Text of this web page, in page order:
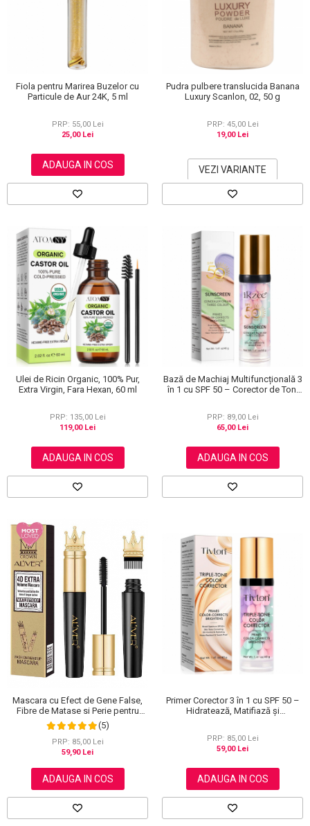
Scrub / Balsam de buze
Netestate pe Animale
Fiola pentru Marirea Buzelor cu
Particule de Aur 24K, 5 ml
PRP: 55,00 Lei
25,00 Lei
ADAUGA IN COS
Pudra pulbere translucida Banana
Luxury Scanlon, 02, 50 g
PRP: 45,00 Lei
19,00 Lei
VEZI VARIANTE
Ulei de Ricin Organic, 100% Pur,
Extra Virgin, Fara Hexan, 60 ml
PRP: 135,00 Lei
119,00 Lei
ADAUGA IN COS
Bază de Machiaj Multifuncțională 3
în 1 cu SPF 50 – Corector de Ton,
PRP: 89,00 Lei
65,00 Lei
ADAUGA IN COS
Mascara cu Efect de Gene False,
Fibre de Matase si Perie pentru
Curbare, Aliver 4D Extra Volume,
Waterproof, Negru,10 g
(5)
PRP: 85,00 Lei
59,90 Lei
ADAUGA IN COS
Primer Corector 3 în 1 cu SPF 50 –
Hidratează, Matifiază și
PRP: 85,00 Lei
59,00 Lei
ADAUGA IN COS